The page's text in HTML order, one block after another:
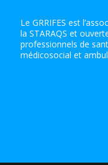
Le GRRIFES est
la STARAQS et
professionnels de
médicosocial et